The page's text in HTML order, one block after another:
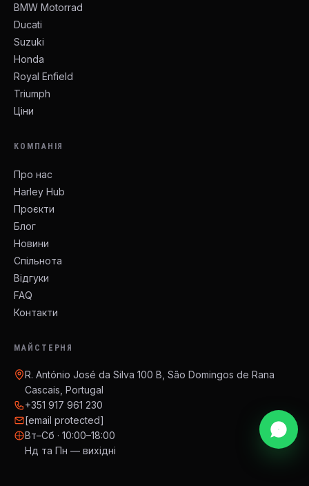
BMW Motorrad
Ducati
Suzuki
Honda
Royal Enfield
Triumph
Ціни
КОМПАНІЯ
Про нас
Harley Hub
Проєкти
Блог
Новини
Спільнота
Відгуки
FAQ
Контакти
МАЙСТЕРНЯ
R. António José da Silva 100 B, São Domingos de Rana
Cascais, Portugal
+351 917 961 230
[email protected]
Вт–Сб · 10:00–18:00
Нд та Пн — вихідні